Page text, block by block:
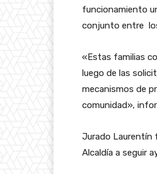
funcionamiento
conjunto entre
«Estas familias
luego de las
mecanismos de
comunidad»,
Jurado Laurentín
Alcaldía a seguir